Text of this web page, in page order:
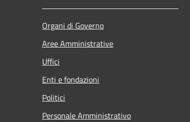
Organi di Governo
Aree Amministrative
Uffici
Enti e fondazioni
Politici
Personale Amministrativo